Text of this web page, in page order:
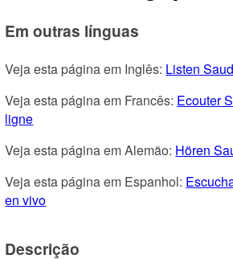
Em outras línguas
Veja esta página em Inglês: Listen
Veja esta página em Francês: Ecouter
ligne
Veja esta página em Alemão: Hören
Veja esta página em Espanhol:
en vivo
Descrição